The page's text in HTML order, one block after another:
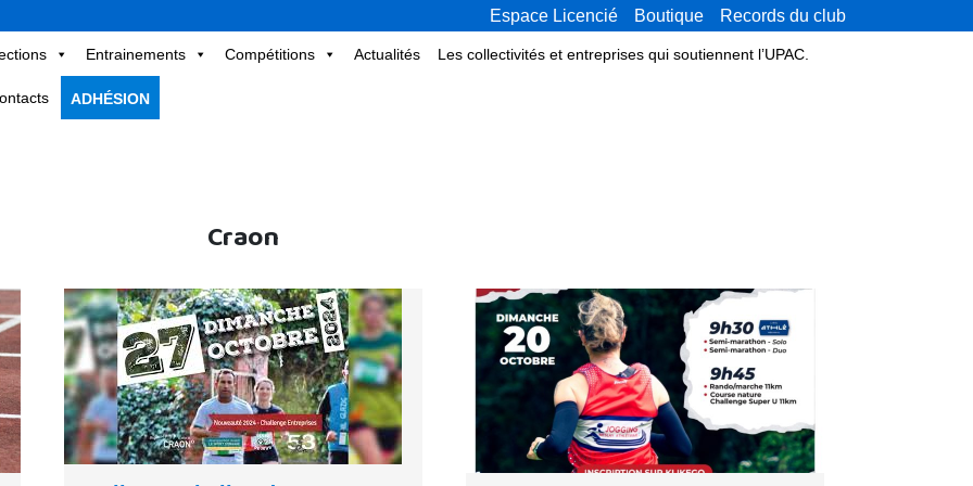
Espace Licencié Boutique Records du club
Entrainements Compétitions Actualités Les collectivités et entreprises qui soutiennent l’UPAC.
ADHÉSION
Craon